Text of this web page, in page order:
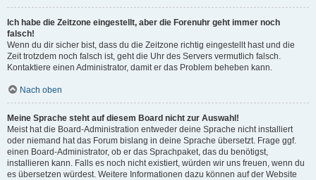
Ich habe die Zeitzone eingestellt, aber die Forenuhr geht immer noch
falsch!
Wenn du dir sicher bist, dass du die Zeitzone richtig eingestellt hast und die
Zeit trotzdem noch falsch ist, geht die Uhr des Servers vermutlich falsch.
Kontaktiere einen Administrator, damit er das Problem beheben kann.
Nach oben
Meine Sprache steht auf diesem Board nicht zur Auswahl!
Meist hat die Board-Administration entweder deine Sprache nicht installiert
oder niemand hat das Forum bislang in deine Sprache übersetzt. Frage ggf.
einen Board-Administrator, ob er das Sprachpaket, das du benötigst,
installieren kann. Falls es noch nicht existiert, würden wir uns freuen, wenn du
es übersetzen würdest. Weitere Informationen dazu können auf der Website